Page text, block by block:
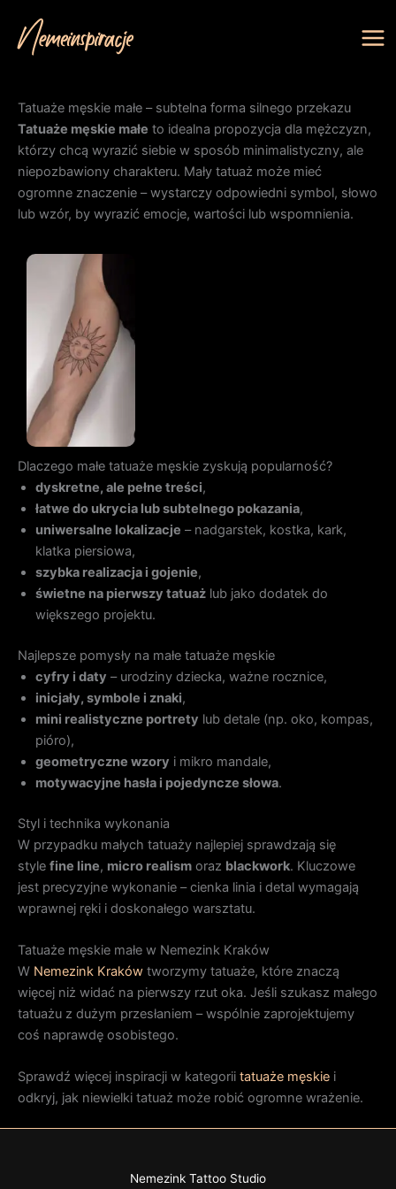
treści
Tatuaże męskie małe – subtelna forma silnego przekazu
Tatuaże męskie małe to idealna propozycja dla mężczyzn,
którzy chcą wyrazić siebie w sposób minimalistyczny, ale
niepozbawiony charakteru. Mały tatuaż może mieć
ogromne znaczenie – wystarczy odpowiedni symbol, słowo
lub wzór, by wyrazić emocje, wartości lub wspomnienia.
Dlaczego małe tatuaże męskie zyskują popularność?
dyskretne, ale pełne treści,
łatwe do ukrycia lub subtelnego pokazania,
uniwersalne lokalizacje – nadgarstek, kostka, kark,
klatka piersiowa,
szybka realizacja i gojenie,
świetne na pierwszy tatuaż lub jako dodatek do
większego projektu.
Najlepsze pomysły na małe tatuaże męskie
cyfry i daty – urodziny dziecka, ważne rocznice,
inicjały, symbole i znaki,
mini realistyczne portrety lub detale (np. oko, kompas,
pióro),
geometryczne wzory i mikro mandale,
motywacyjne hasła i pojedyncze słowa.
Styl i technika wykonania
W przypadku małych tatuaży najlepiej sprawdzają się
style fine line, micro realism oraz blackwork. Kluczowe
jest precyzyjne wykonanie – cienka linia i detal wymagają
wprawnej ręki i doskonałego warsztatu.
Tatuaże męskie małe w Nemezink Kraków
W Nemezink Kraków tworzymy tatuaże, które znaczą
więcej niż widać na pierwszy rzut oka. Jeśli szukasz małego
tatuażu z dużym przesłaniem – wspólnie zaprojektujemy
coś naprawdę osobistego.
Sprawdź więcej inspiracji w kategorii tatuaże męskie i
odkryj, jak niewielki tatuaż może robić ogromne wrażenie.
Nemezink Tattoo Studio